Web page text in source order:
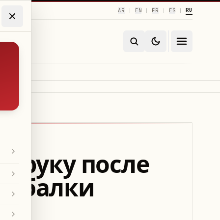
AR | EN | FR | ES | RU
руку после